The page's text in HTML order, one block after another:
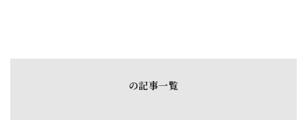
の記事一覧